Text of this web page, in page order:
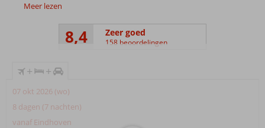
Meer lezen
8,4 Zeer goed
158 beoordelingen
+ +
07 okt 2026 (wo)
8 dagen (7 nachten)
vanaf Eindhoven